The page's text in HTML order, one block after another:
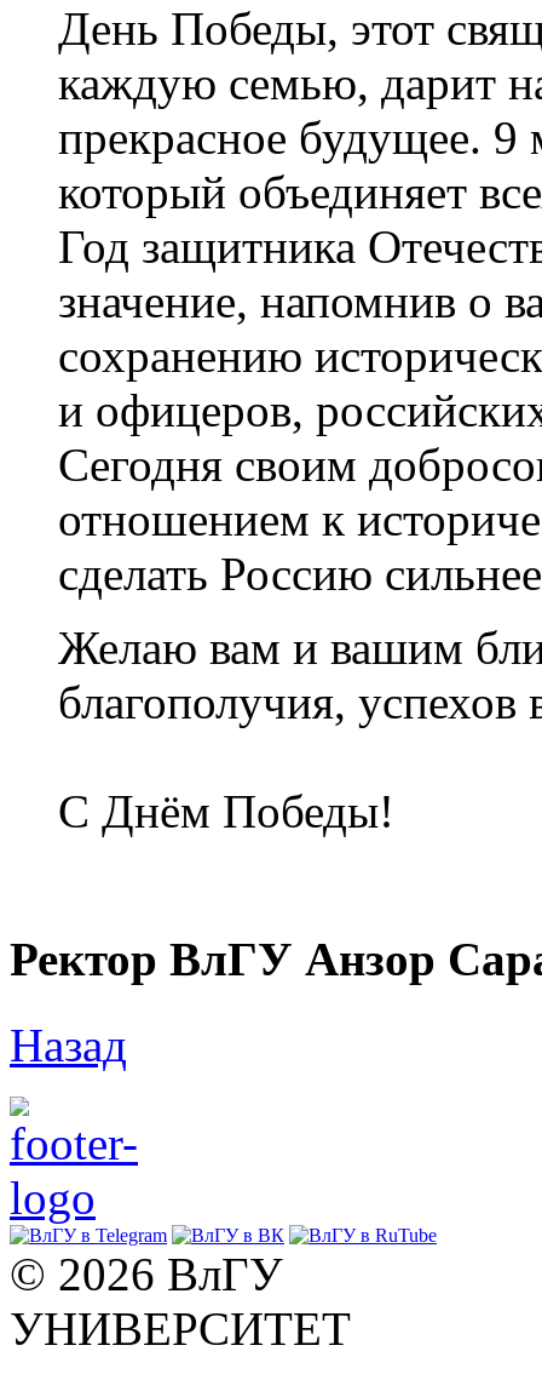
День Победы, этот
каждую семью, дарит
прекрасное будущее. 9
который объединяет
Год защитника
значение, напомнив о
сохранению
и офицеров,
Сегодня своим
отношением к
сделать Россию
Желаю вам и вашим
благополучия, успехов
С Днём Победы!
Ректор ВлГУ Анзор
Назад
© 2026 ВлГУ
УНИВЕРСИТЕТ